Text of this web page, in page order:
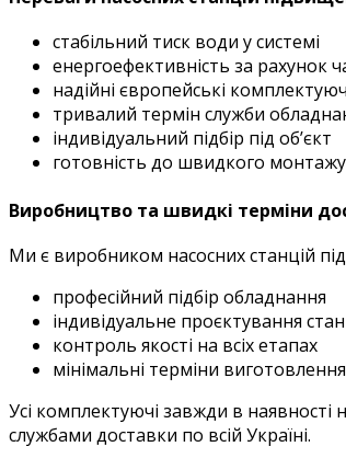
стабільний тиск води у системі
енергоефективність за рахунок
надійні європейські
тривалий термін служби
індивідуальний підбір під об’єкт
готовність до швидкого монтажу
Виробництво та швидкі терміни
Ми є виробником насосних станцій
професійний підбір обладнання
індивідуальне проєктування
контроль якості на всіх етапах
мінімальні терміни виготовлення
Усі комплектуючі завжди в
службами доставки по всій Україні.